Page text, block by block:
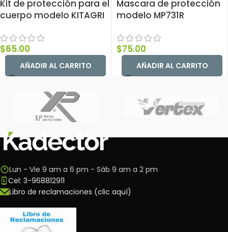
Kit de protección para el
cuerpo modelo KITAGRI
$65.00
AÑADIR AL CARRITO
Mascara de protección
modelo MP731R
$75.00
AÑADIR AL CARRITO
Lun - Vie 9 am a 6 pm - Sáb 9 am a 2 pm
Cel: 3-968812911
Libro de reclamaciones (clic aquí)